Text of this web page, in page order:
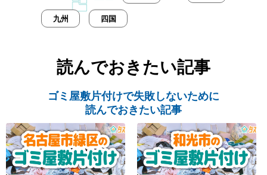
四国
九州
読んでおきたい記事
ゴミ屋敷片付けで失敗しないために
読んでおきたい記事